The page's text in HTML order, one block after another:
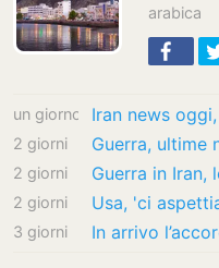
arabica
un giorno
2 giorni
2 giorni
2 giorni
3 giorni